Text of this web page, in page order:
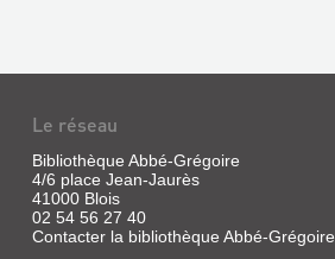
Le réseau
Bibliothèque Abbé-Grégoire
4/6 place Jean-Jaurès
41000 Blois
02 54 56 27 40
Contacter la bibliothèque Abbé-Grégoire